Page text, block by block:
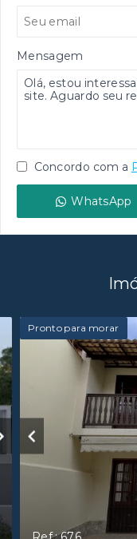
Mensagem
Concordo com a
WhatsApp
Pronto para morar